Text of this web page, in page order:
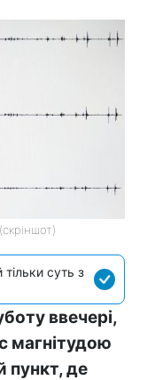
суть з
ввечері,
магнітудою
пункт, де